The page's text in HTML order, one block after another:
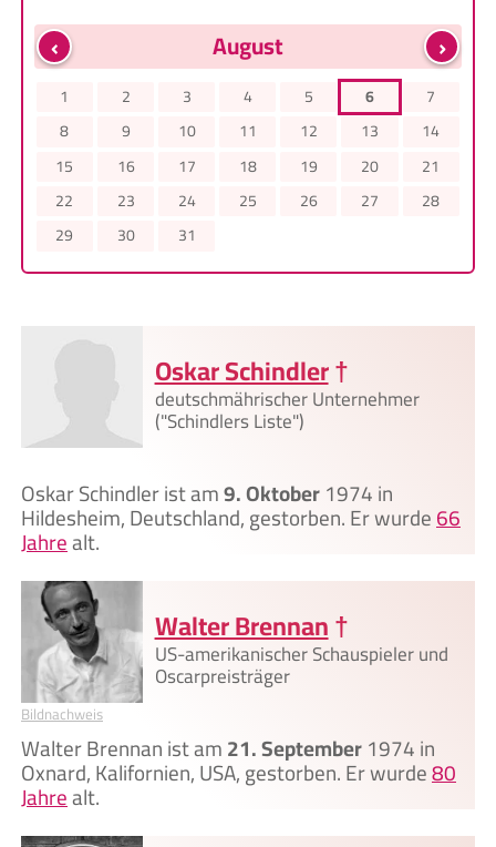
‹ ›
August
1 2 3 4 5 6
7
8
9 10 11 12 13
14
15
16 17 18 19 20
21
22
23 24 25 26 27
28
29
30 31
Oskar Schindler†
deutschmährischer Unternehmer
("Schindlers Liste")
Oskar Schindler ist am9. Oktober1974 in
Hildesheim, Deutschland, gestorben. Er wurde66
Jahrealt.
Bildnachweis
Walter Brennan†
US-amerikanischer Schauspieler und
Oscarpreisträger
Walter Brennan ist am21. September1974 in
Oxnard, Kalifornien, USA, gestorben. Er wurde80
Jahrealt.